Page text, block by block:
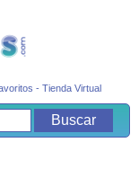
-Tienda Virtual